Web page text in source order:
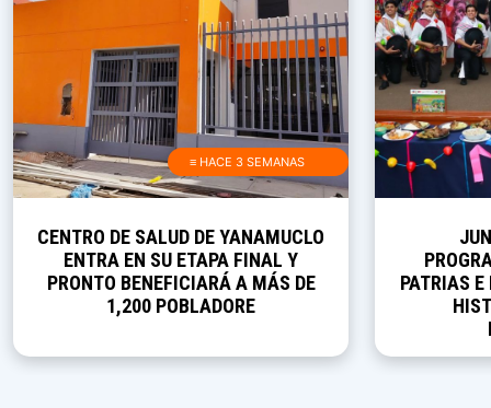
≡ HACE 3 SEMANAS
CENTRO DE SALUD DE YANAMUCLO
ENTRA EN SU ETAPA FINAL Y
PRONTO BENEFICIARÁ A MÁS DE
1,200 POBLADORE
PATRIAS